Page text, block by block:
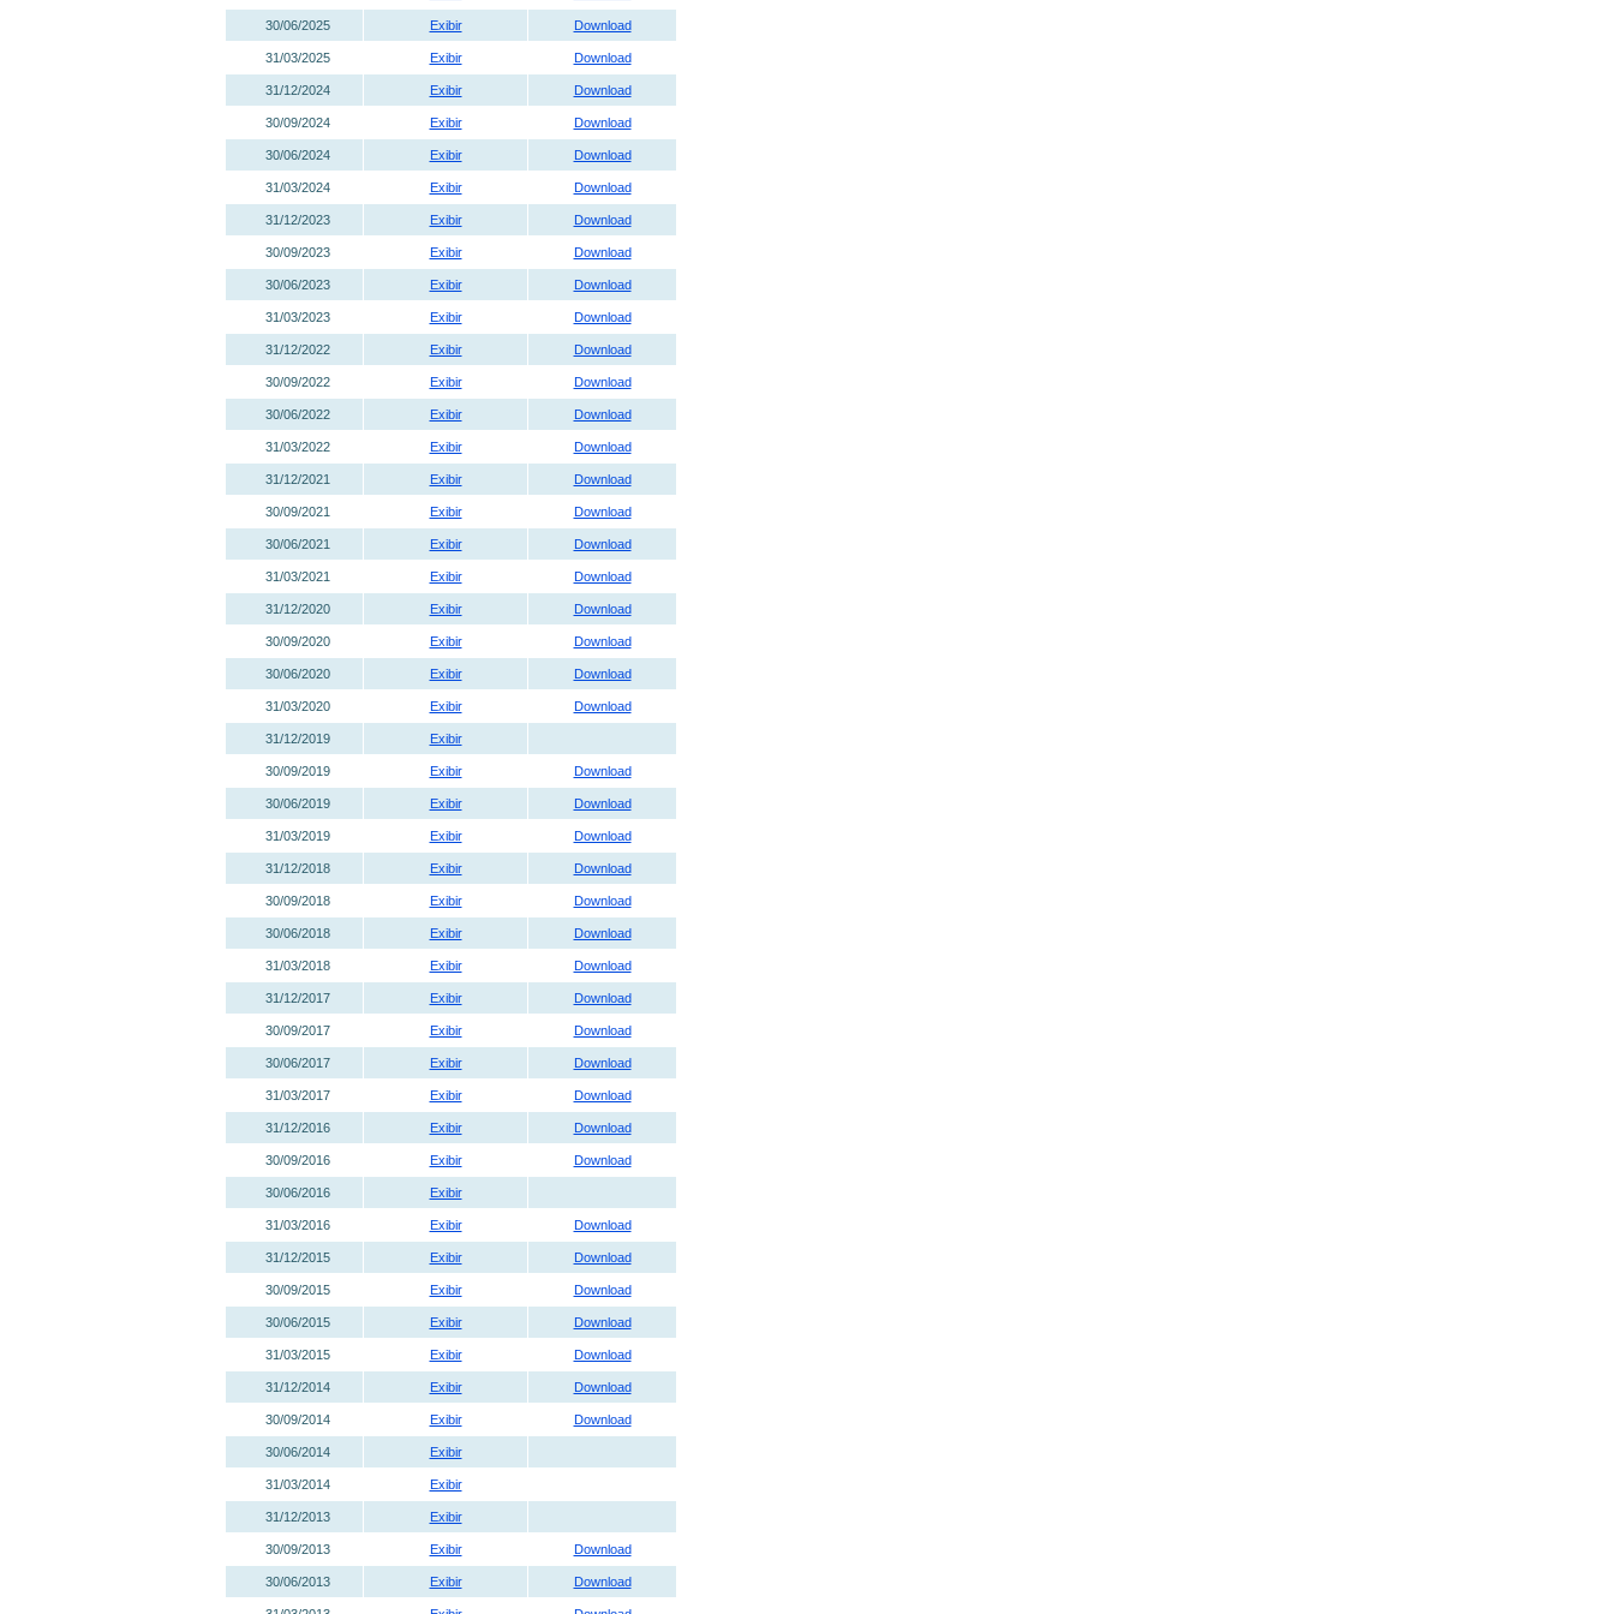
30/06/2025 Exibir Download
31/03/2025 Exibir Download
31/12/2024 Exibir Download
30/09/2024 Exibir Download
30/06/2024 Exibir Download
31/03/2024 Exibir Download
31/12/2023 Exibir Download
30/09/2023 Exibir Download
30/06/2023 Exibir Download
31/03/2023 Exibir Download
31/12/2022 Exibir Download
30/09/2022 Exibir Download
30/06/2022 Exibir Download
31/03/2022 Exibir Download
31/12/2021 Exibir Download
30/09/2021 Exibir Download
30/06/2021 Exibir Download
31/03/2021 Exibir Download
31/12/2020 Exibir Download
30/09/2020 Exibir Download
30/06/2020 Exibir Download
31/03/2020 Exibir Download
31/12/2019 Exibir
30/09/2019 Exibir Download
30/06/2019 Exibir Download
31/03/2019 Exibir Download
31/12/2018 Exibir Download
30/09/2018 Exibir Download
30/06/2018 Exibir Download
31/03/2018 Exibir Download
31/12/2017 Exibir Download
30/09/2017 Exibir Download
30/06/2017 Exibir Download
31/03/2017 Exibir Download
31/12/2016 Exibir Download
30/09/2016 Exibir Download
30/06/2016 Exibir
31/03/2016 Exibir Download
31/12/2015 Exibir Download
30/09/2015 Exibir Download
30/06/2015 Exibir Download
31/03/2015 Exibir Download
31/12/2014 Exibir Download
30/09/2014 Exibir Download
30/06/2014 Exibir
31/03/2014 Exibir
31/12/2013 Exibir
30/09/2013 Exibir Download
30/06/2013 Exibir Download